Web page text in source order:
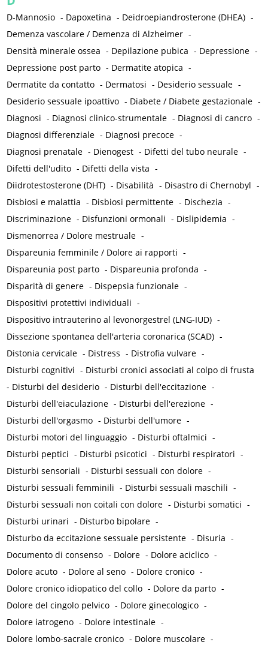
D-Mannosio - Dapoxetina - Deidroepiandrosterone (DHEA) -
Demenza vascolare / Demenza di Alzheimer -
Densità minerale ossea - Depilazione pubica - Depressione -
Depressione post parto - Dermatite atopica -
Dermatite da contatto - Dermatosi - Desiderio sessuale -
Desiderio sessuale ipoattivo - Diabete / Diabete gestazionale -
Diagnosi - Diagnosi clinico-strumentale - Diagnosi di cancro -
Diagnosi differenziale - Diagnosi precoce -
Diagnosi prenatale - Dienogest - Difetti del tubo neurale -
Difetti dell'udito - Difetti della vista -
Diidrotestosterone (DHT) - Disabilità - Disastro di Chernobyl -
Disbiosi e malattia - Disbiosi permittente - Dischezia -
Discriminazione - Disfunzioni ormonali - Dislipidemia -
Dismenorrea / Dolore mestruale -
Dispareunia femminile / Dolore ai rapporti -
Dispareunia post parto - Dispareunia profonda -
Disparità di genere - Dispepsia funzionale -
Dispositivi protettivi individuali -
Dispositivo intrauterino al levonorgestrel (LNG-IUD) -
Dissezione spontanea dell'arteria coronarica (SCAD) -
Distonia cervicale - Distress - Distrofia vulvare -
Disturbi cognitivi - Disturbi cronici associati al colpo di frusta
- Disturbi del desiderio - Disturbi dell'eccitazione -
Disturbi dell'eiaculazione - Disturbi dell'erezione -
Disturbi dell'orgasmo - Disturbi dell'umore -
Disturbi motori del linguaggio - Disturbi oftalmici -
Disturbi peptici - Disturbi psicotici - Disturbi respiratori -
Disturbi sensoriali - Disturbi sessuali con dolore -
Disturbi sessuali femminili - Disturbi sessuali maschili -
Disturbi sessuali non coitali con dolore - Disturbi somatici -
Disturbi urinari - Disturbo bipolare -
Disturbo da eccitazione sessuale persistente - Disuria -
Documento di consenso - Dolore - Dolore aciclico -
Dolore acuto - Dolore al seno - Dolore cronico -
Dolore cronico idiopatico del collo - Dolore da parto -
Dolore del cingolo pelvico - Dolore ginecologico -
Dolore iatrogeno - Dolore intestinale -
Dolore lombo-sacrale cronico - Dolore muscolare -